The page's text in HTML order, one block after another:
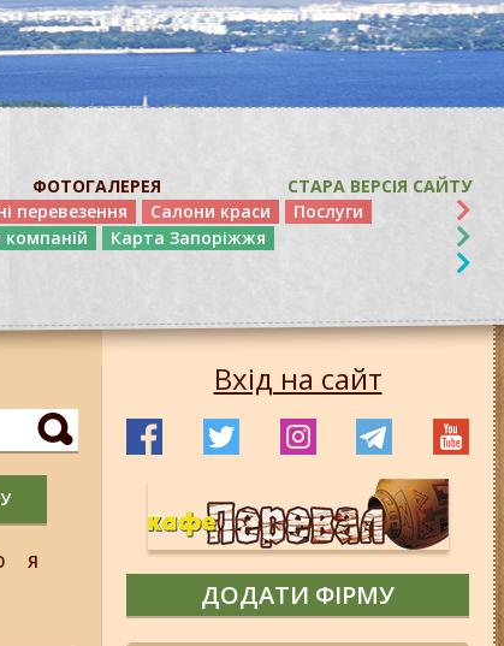
ФОТОГАЛЕРЕЯ
СТАРА ВЕРСІЯ САЙТУ
перевезення Салони краси
Послуги
Карта Запоріжжя
Я
Вхід на сайт
ДОДАТИ ФІРМУ